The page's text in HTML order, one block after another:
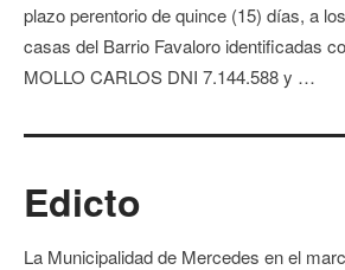
plazo perentorio de quince (15) días, a
casas del Barrio Favaloro identificadas
MOLLO CARLOS DNI 7.144.588 y …
Edicto
La Municipalidad de Mercedes en el